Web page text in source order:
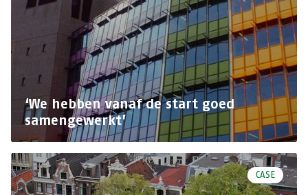
‘We hebben vanaf de start goed
samengewerkt’
CASE